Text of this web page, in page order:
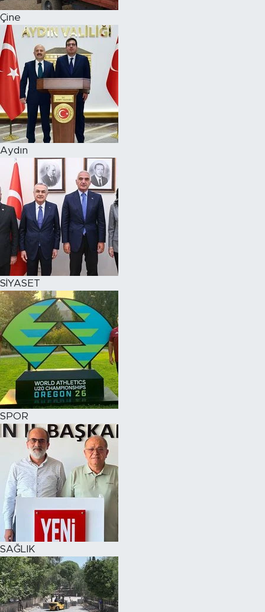
Çine
Aydın
SİYASET
SPOR
SAĞLIK